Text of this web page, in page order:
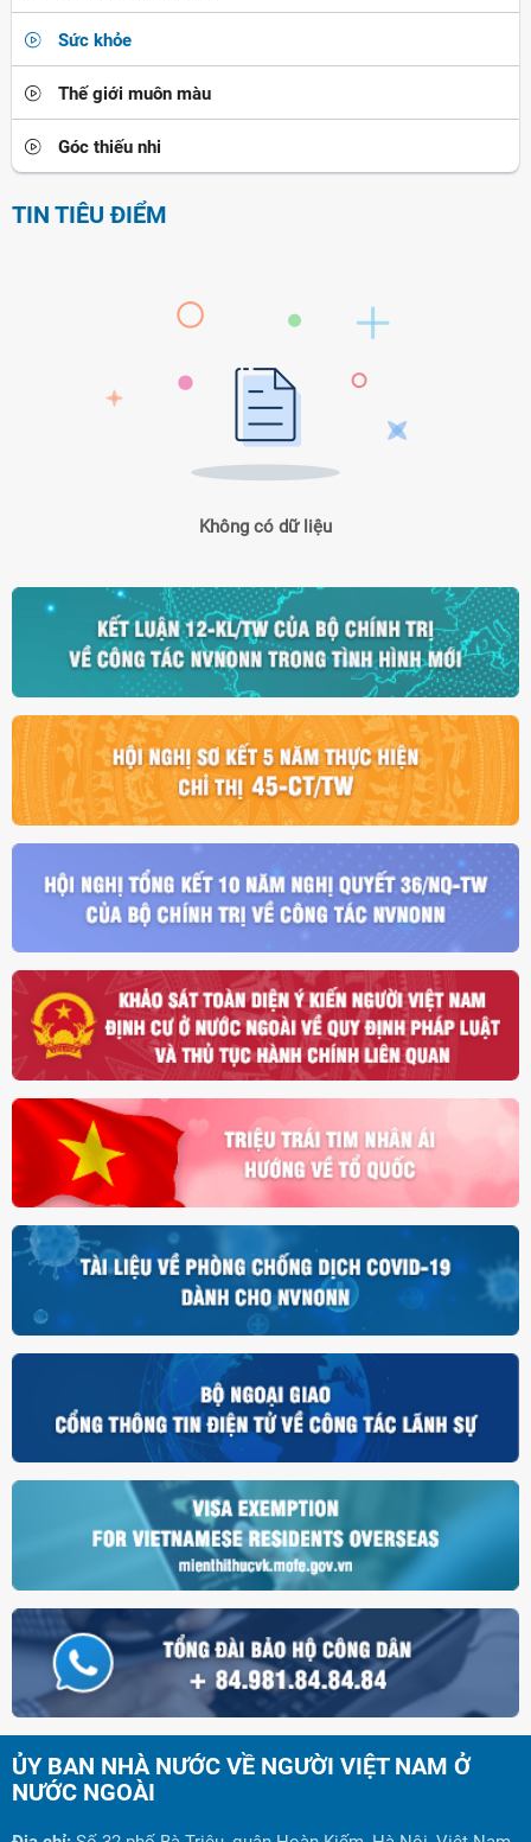
Sức khỏe
Thế giới muôn màu
Góc thiếu nhi
TIN TIÊU ĐIỂM
Không có dữ liệu
ỦY BAN NHÀ NƯỚC VỀ NGƯỜI VIỆT NAM Ở
NƯỚC NGOÀI